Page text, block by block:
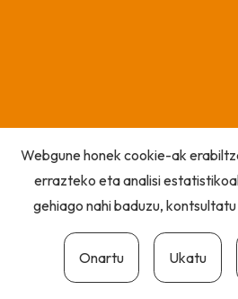
Webgune honek cookie-ak
errazteko eta analisi
gehiago nahi baduzu,
Onartu Ukatu